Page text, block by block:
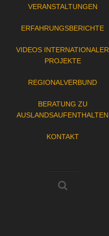
VERANSTALTUNGEN
ERFAHRUNGSBERICHTE
VIDEOS INTERNATIONALER
PROJEKTE
REGIONALVERBUND
BERATUNG ZU
AUSLANDSAUFENTHALTEN
KONTAKT